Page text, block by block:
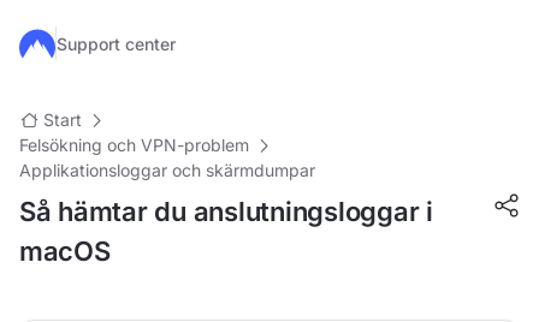
Hoppa till huvudinnehåll
Support center
Start
Felsökning och VPN-problem
Applikationsloggar och skärmdumpar
Så hämtar du anslutningsloggar i
macOS